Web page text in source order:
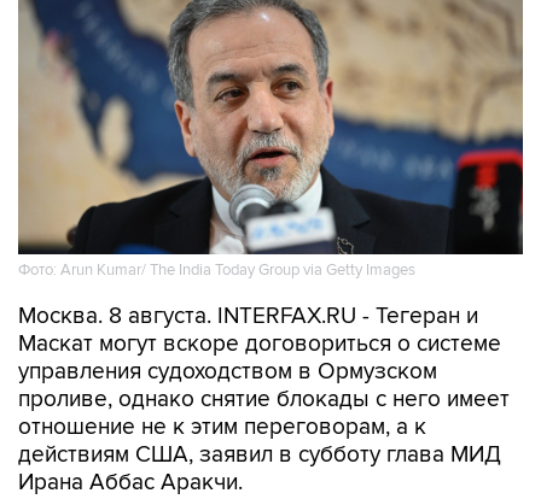
Фото: Arun Kumar/ The India Today Group via Getty Images
Москва. 8 августа. INTERFAX.RU - Тегеран и
Маскат могут вскоре договориться о системе
управления судоходством в Ормузском
проливе, однако снятие блокады с него имеет
отношение не к этим переговорам, а к
действиям США, заявил в субботу глава МИД
Ирана Аббас Аракчи.